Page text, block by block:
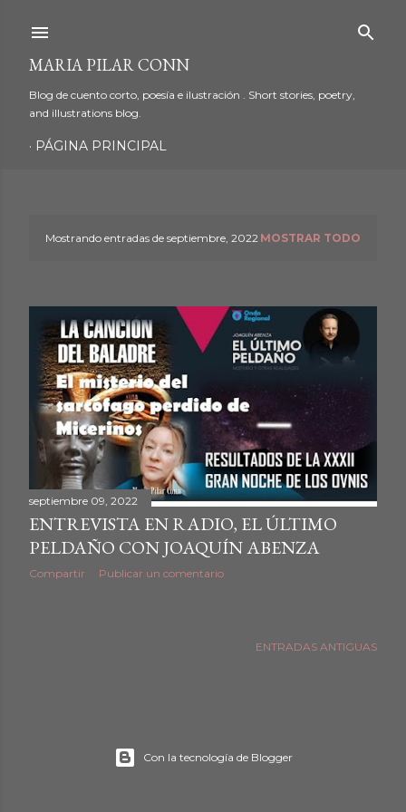
MARIA PILAR CONN
Blog de cuento corto, poesía e ilustración . Short stories, poetry,
and illustrations blog.
PÁGINA PRINCIPAL
a
d
s
Mostrando entradas de septiembre, 2022 MOSTRAR TODO
septiembre 09, 2022
ENTREVISTA EN RADIO, EL ÚLTIMO
PELDAÑO CON JOAQUÍN ABENZA
Compartir Publicar un comentario
ENTRADAS ANTIGUAS
Con la tecnología de Blogger